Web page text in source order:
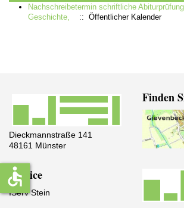
Nachschreibetermin schriftliche
Geschichte,
:: Öffentlicher Kalender
Dieckmannstraße 141
48161 Münster
Finden
Service
IServ Stein
accessible